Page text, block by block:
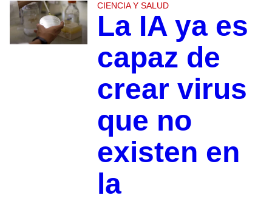
CIENCIA Y SALUD
La IA ya es
capaz de
crear virus
que no
existen en
la